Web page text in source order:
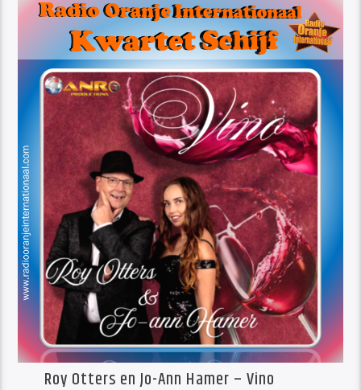
Roy Otters en Jo-Ann Hamer – Vino